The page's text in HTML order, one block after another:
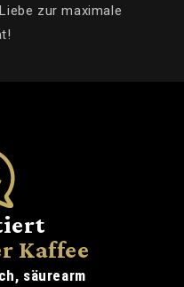
zur maximale
Kaffee
säurearm